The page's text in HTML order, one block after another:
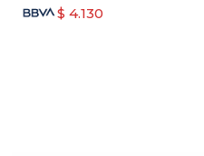
$ 4.130